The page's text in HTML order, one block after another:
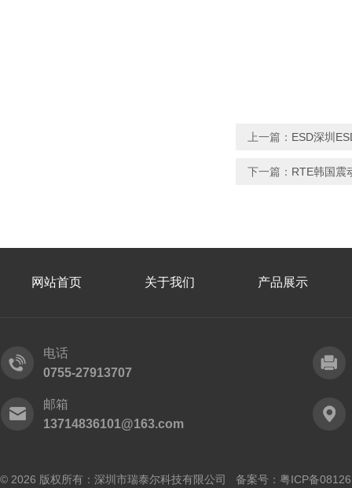
上一篇： ESD深圳
下一篇： RTE韩国震
网站首页 关于我们 产品展示
电话
0755-27913707
邮箱
13714836101@163.com
© 2026 版权所有：深圳市瑞泰尔科技有限公司 备案号： 粤ICP备